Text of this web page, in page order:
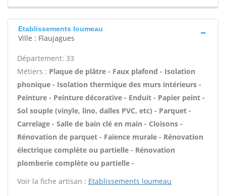
Etablissements loumeau
Ville : Flaujagues
Département: 33
Métiers : Plaque de plâtre - Faux plafond - Isolation
phonique - Isolation thermique des murs intérieurs -
Peinture - Peinture décorative - Enduit - Papier peint -
Sol souple (vinyle, lino, dalles PVC, etc) - Parquet -
Carrelage - Salle de bain clé en main - Cloisons -
Rénovation de parquet - Faïence murale - Rénovation
électrique complète ou partielle - Rénovation
plomberie complète ou partielle -
Voir la fiche artisan : Etablissements loumeau